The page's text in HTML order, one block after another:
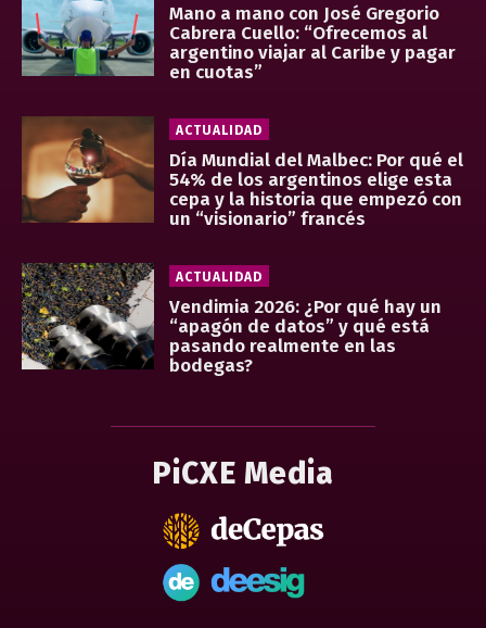
Mano a mano con José Gregorio
Cabrera Cuello: “Ofrecemos al
argentino viajar al Caribe y pagar
en cuotas”
ACTUALIDAD
Día Mundial del Malbec: Por qué el
54% de los argentinos elige esta
cepa y la historia que empezó con
un “visionario” francés
ACTUALIDAD
Vendimia 2026: ¿Por qué hay un
“apagón de datos” y qué está
pasando realmente en las
bodegas?
PiCXE Media